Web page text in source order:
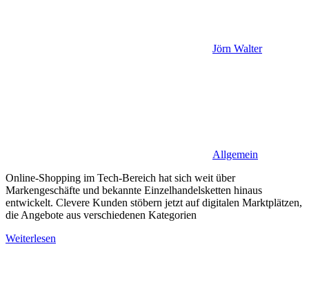
Jörn Walter
Allgemein
Online-Shopping im Tech-Bereich hat sich weit über
Markengeschäfte und bekannte Einzelhandelsketten hinaus
entwickelt. Clevere Kunden stöbern jetzt auf digitalen Marktplätzen,
die Angebote aus verschiedenen Kategorien
Weiterlesen